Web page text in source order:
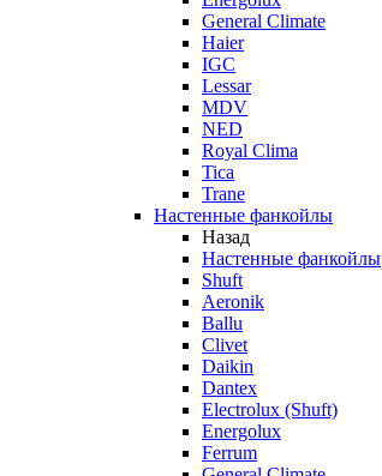
General Climate
Haier
IGC
Lessar
MDV
NED
Royal Clima
Tica
Trane
Настенные фанкойлы
Назад
Настенные фанкойлы
Shuft
Aeronik
Ballu
Clivet
Daikin
Dantex
Electrolux (Shuft)
Energolux
Ferrum